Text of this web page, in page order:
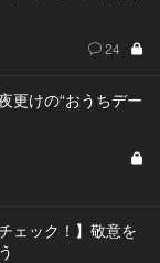
24
更けの“おうちデー
ェック！】敬意を